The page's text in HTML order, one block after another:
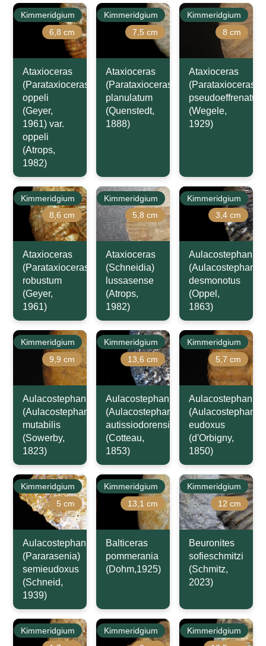
Kimmeridgium
6,8 cm
Ataxioceras
(Parataxioceras)
oppeli
(Geyer,
1961) var.
oppeli
(Atrops,
1982)
Kimmeridgium
7,5 cm
Ataxioceras
(Parataxioceras)
planulatum
(Quenstedt,
1888)
Kimmeridgium
8 cm
Ataxioceras
(Parataxioceras)
pseudoeffrenatum
(Wegele,
1929)
Kimmeridgium
8,6 cm
Ataxioceras
(Parataxioceras)
robustum
(Geyer,
1961)
Kimmeridgium
5,8 cm
Ataxioceras
(Schneidia)
lussasense
(Atrops,
1982)
Kimmeridgium
3,4 cm
Aulacostephanus
desmonotus
(Oppel,
1863)
Kimmeridgium
9,9 cm
Aulacostephanus
(Aulacostephanoides)
mutabilis
(Sowerby,
1823)
Kimmeridgium
13,6 cm
Aulacostephanus
(Aulacostephanus)
autissiodorensis
(Cotteau,
1853)
Kimmeridgium
5,7 cm
Aulacostephanus
eudoxus
(d'Orbigny,
1850)
Kimmeridgium
5 cm
Aulacostephanus
(Pararasenia)
semieudoxus
(Schneid,
1939)
Kimmeridgium
13,1 cm
Balticeras
pommerania
(Dohm,1925)
Kimmeridgium
12 cm
Beuronites
sofieschmitzi
(Schmitz,
2023)
Kimmeridgium
Kimmeridgium
Kimmeridgium